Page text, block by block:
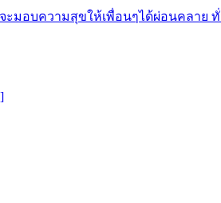
ะมอบความสุขให้เพื่อนๆได้ผ่อนคลาย